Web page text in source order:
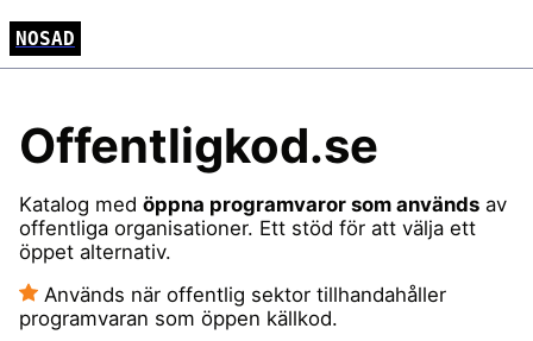
NOSAD
Offentligkod.se
Katalog med öppna programvaror som används av
offentliga organisationer. Ett stöd för att välja ett
öppet alternativ.
Används när offentlig sektor tillhandahåller
programvaran som öppen källkod.